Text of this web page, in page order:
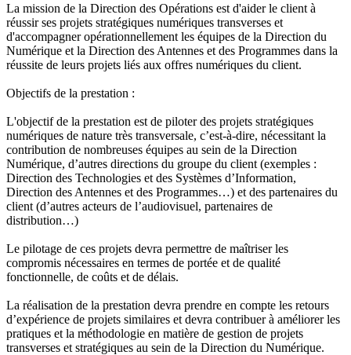
La mission de la Direction des Opérations est d'aider le client à
réussir ses projets stratégiques numériques transverses et
d'accompagner opérationnellement les équipes de la Direction du
Numérique et la Direction des Antennes et des Programmes dans la
réussite de leurs projets liés aux offres numériques du client.
Objectifs de la prestation :
L'objectif de la prestation est de piloter des projets stratégiques
numériques de nature très transversale, c’est-à-dire, nécessitant la
contribution de nombreuses équipes au sein de la Direction
Numérique, d’autres directions du groupe du client (exemples :
Direction des Technologies et des Systèmes d’Information,
Direction des Antennes et des Programmes…) et des partenaires du
client (d’autres acteurs de l’audiovisuel, partenaires de
distribution…)
Le pilotage de ces projets devra permettre de maîtriser les
compromis nécessaires en termes de portée et de qualité
fonctionnelle, de coûts et de délais.
La réalisation de la prestation devra prendre en compte les retours
d’expérience de projets similaires et devra contribuer à améliorer les
pratiques et la méthodologie en matière de gestion de projets
transverses et stratégiques au sein de la Direction du Numérique.